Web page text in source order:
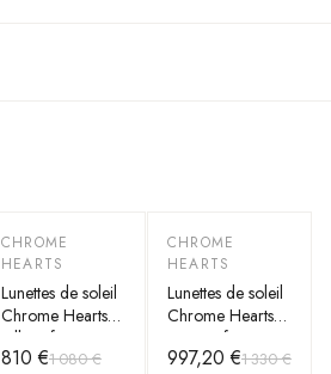
-25 %
CHROME
HEARTS
Lunettes de soleil
Chrome Hearts
Billie II forme
aviator en métal
810 €1 080 €
-25 %
CHROME
HEARTS
Lunettes de soleil
Chrome Hearts
Ripping forme
aviator en métal
997,20 €1 330 €